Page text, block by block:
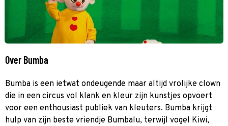
Over Bumba
Bumba is een ietwat ondeugende maar altijd vrolijke clown
die in een circus vol klank en kleur zijn kunstjes opvoert
voor een enthousiast publiek van kleuters. Bumba krijgt
hulp van zijn beste vriendje Bumbalu, terwijl vogel Kiwi,